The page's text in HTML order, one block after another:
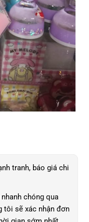
tranh, báo giá chi
chóng qua
tôi sẽ xác nhận đơn